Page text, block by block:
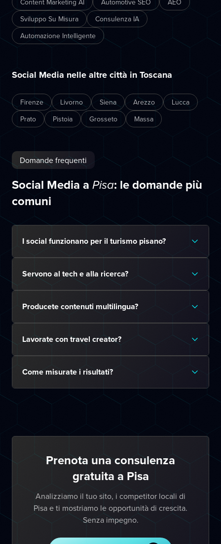
Content Marketing AI Automotive SEO
AEO
Sviluppo Su Misura
Consulenza IA
Automazione Intelligente
Social Media nelle altre città in Toscana
Firenze Livorno Siena Arezzo
Lucca
Prato
Pistoia Grosseto Massa
Domande frequenti
Social Media a Pisa: le domande più
comuni
I social funzionano per il turismo pisano?
Servono al tech e alla ricerca?
Producete contenuti multilingua?
Lavorate con travel creator?
Come misurate i risultati?
Prenota una consulenza
gratuita a Pisa
Analizziamo il tuo sito, i competitor locali di
Pisa e ti mostriamo le opportunità di crescita.
Senza impegno.